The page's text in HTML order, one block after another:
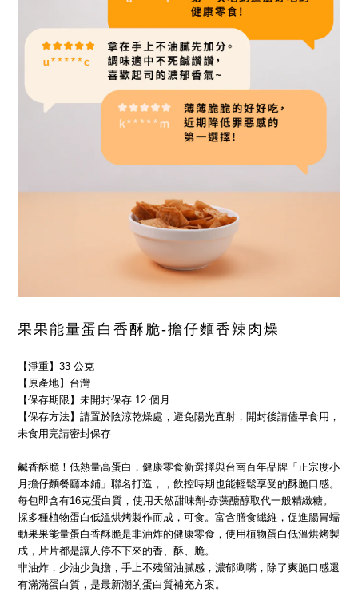
果果能量蛋白香酥脆-擔仔麵香辣肉燥
【淨重】33 公克
【原產地】台灣
【保存期限】未開封保存 12 個月
【保存方法】請置於陰涼乾燥處，避免陽光直射，開封後請儘早食用，
未食用完請密封保存
鹹香酥脆！低熱量高蛋白，健康零食新選擇與台南百年品牌「正宗度小
月擔仔麵餐廳本鋪」聯名打造，，飲控時期也能輕鬆享受的酥脆口感。
每包即含有16克蛋白質，使用天然甜味劑-赤藻醣醇取代一般精緻糖。
採多種植物蛋白低溫烘烤製作而成，可食。富含膳食纖維，促進腸胃蠕
動果果能量蛋白香酥脆是非油炸的健康零食，使用植物蛋白低溫烘烤製
成，片片都是讓人停不下來的香、酥、脆。
非油炸，少油少負擔，手上不殘留油膩感，濃郁涮嘴，除了爽脆口感還
有滿滿蛋白質，是最新潮的蛋白質補充方案。